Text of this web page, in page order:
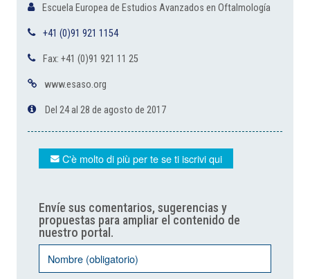
Escuela Europea de Estudios Avanzados en Oftalmología
+41 (0)91 921 1154
Fax: +41 (0)91 921 11 25
www.esaso.org
Del 24 al 28 de agosto de 2017
C'è molto di più per te se ti iscrivi qui
Envíe sus comentarios, sugerencias y
propuestas para ampliar el contenido de
nuestro portal.